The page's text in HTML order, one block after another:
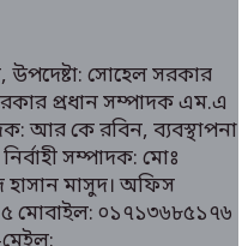
উপদেষ্টা: সোহেল সরকার
প্রধান সম্পাদক এম.এ
আর কে রবিন, ব্যবস্থাপনা
সম্পাদক: মোঃ
হাসান মাসুদ। অফিস
মোবাইল: ০১৭১৩৬৮৫১৭৬